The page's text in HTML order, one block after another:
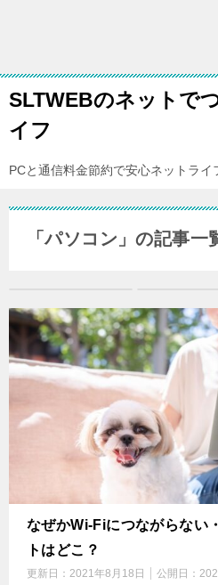
SLTWEBのネットで
イフ
PCと通信料金節約で安心ネットライ
「パソコン」の記事一
なぜかWi-Fiにつながらない
トはどこ？
更新日： 2021年8月18日 公開日：